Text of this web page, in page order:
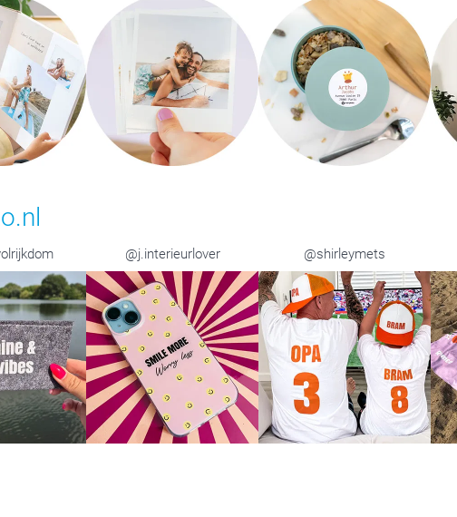
@j.interieurlover @shirleymets